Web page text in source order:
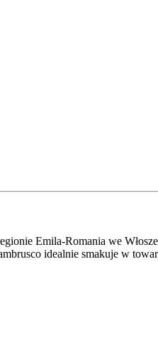
Emila-Romania we
idealnie smakuje w